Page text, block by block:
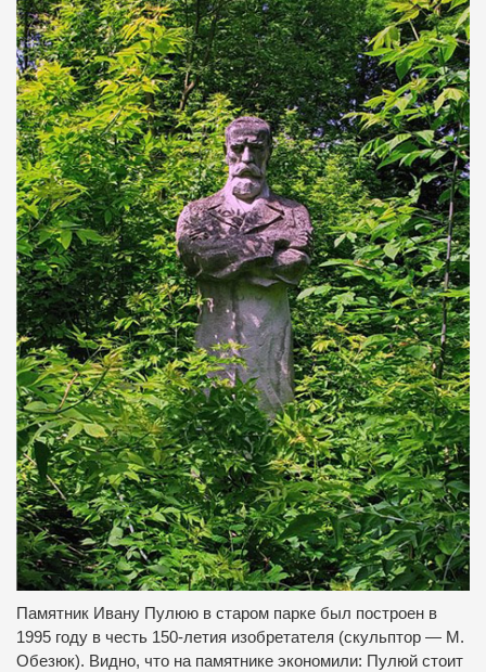
Памятник Ивану Пулюю в старом парке был построен в
1995 году в честь 150-летия изобретателя (скульптор — М.
Обезюк). Видно, что на памятнике экономили: Пулюй стоит